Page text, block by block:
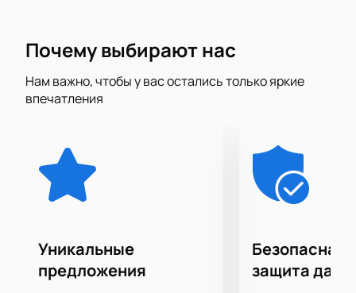
известные и любимые многими поклонниками
вы впервые услышите на концерте. У вас будет
уникальная возможность услышать новые треки в
Зрителей традиционно ожидает море драйва и
отличного настроения, возможность вживую
услышать хиты любимых исполнителей и
подпевать им, а также невероятное шоу, которое
Большие экраны за сценой помогут рассмотреть
все происходящее на ней в мельчайших
подробностях.
Почему выбирают нас
Нам важно, чтобы у вас остались только яркие
впечатления
Уникальные
предложения
Безопасная
защита